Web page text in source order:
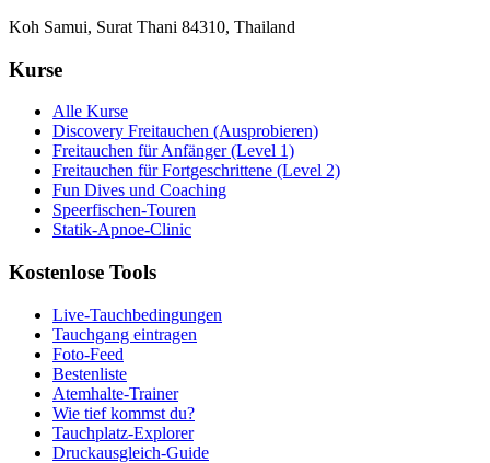
Koh Samui, Surat Thani 84310, Thailand
Kurse
Alle Kurse
Discovery Freitauchen (Ausprobieren)
Freitauchen für Anfänger (Level 1)
Freitauchen für Fortgeschrittene (Level 2)
Fun Dives und Coaching
Speerfischen-Touren
Statik-Apnoe-Clinic
Kostenlose Tools
Live-Tauchbedingungen
Tauchgang eintragen
Foto-Feed
Bestenliste
Atemhalte-Trainer
Wie tief kommst du?
Tauchplatz-Explorer
Druckausgleich-Guide